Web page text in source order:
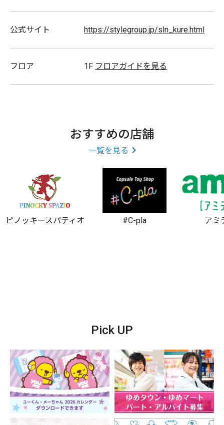
公式サイト https://stylegroup.jp/sln_kure.html
フロア 1F フロアガイドを見る
おすすめの店舗
一覧を見る
ピノッキースパティオ #C-pla アミ
Pick UP